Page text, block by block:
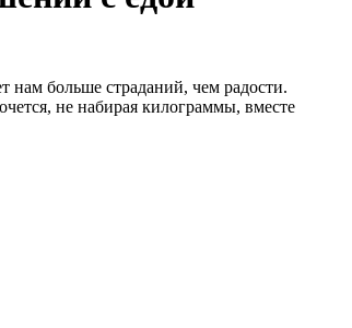
больше страданий, чем радости.
не набирая килограммы, вместе